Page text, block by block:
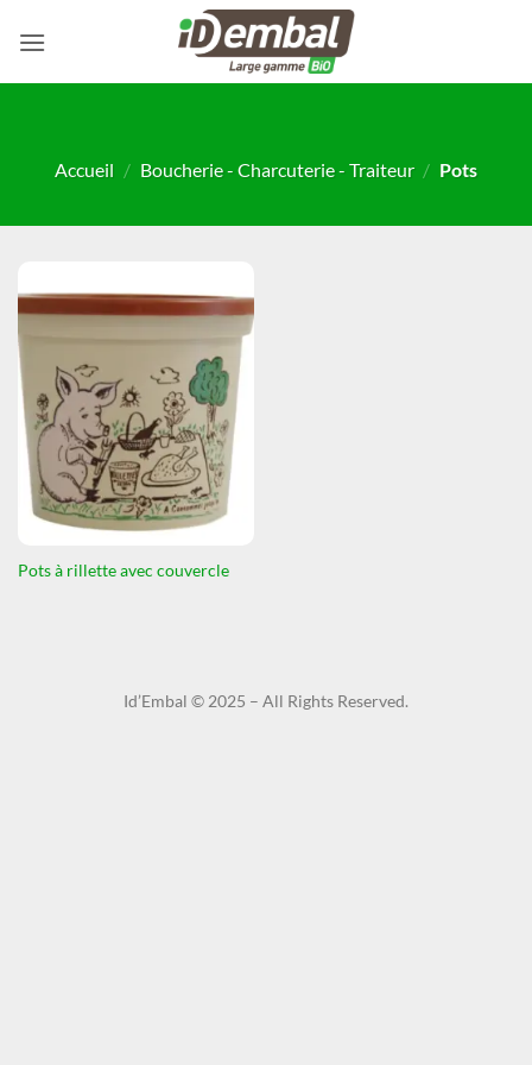
Accueil / Boucherie - Charcuterie - Traiteur / Pots
Pots à rillette avec couvercle
Id’Embal © 2025 – All Rights Reserved.​